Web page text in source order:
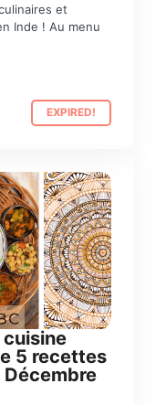
et
Inde ! Au menu
EXPIRED!
cuisine
5 recettes